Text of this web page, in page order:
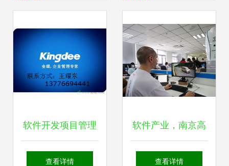
软件开发项目管理
工具 南京迅蝶软件
查看详情
软件产业，南京高
质量发展的硬底气
查看详情